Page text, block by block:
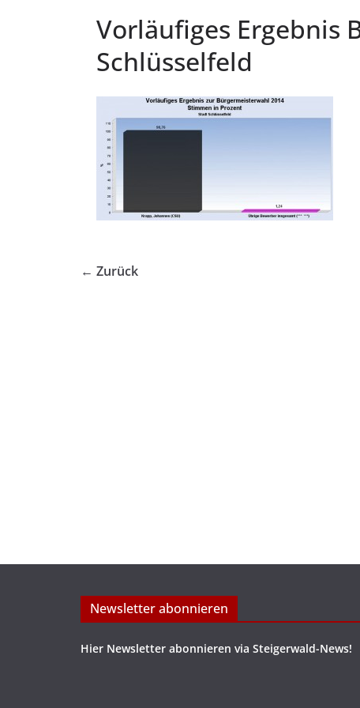
Vorläufiges Ergebnis
Schlüsselfeld
← Zurück
Newsletter abonnieren
Hier Newsletter abonnieren via Steigerwald-News!